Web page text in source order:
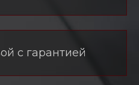
с гарантией